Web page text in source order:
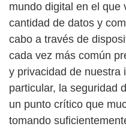
mundo digital en el que
cantidad de datos y
cabo a través de
cada vez más común
y privacidad de nuestra
particular, la seguridad
un punto crítico que
tomando